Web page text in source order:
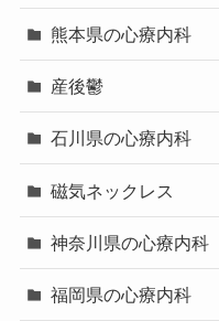
熊本県の心療内科
産後鬱
石川県の心療内科
磁気ネックレス
神奈川県の心療内科
福岡県の心療内科